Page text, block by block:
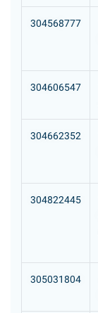
304568777
304606547
304662352
304822445
305031804